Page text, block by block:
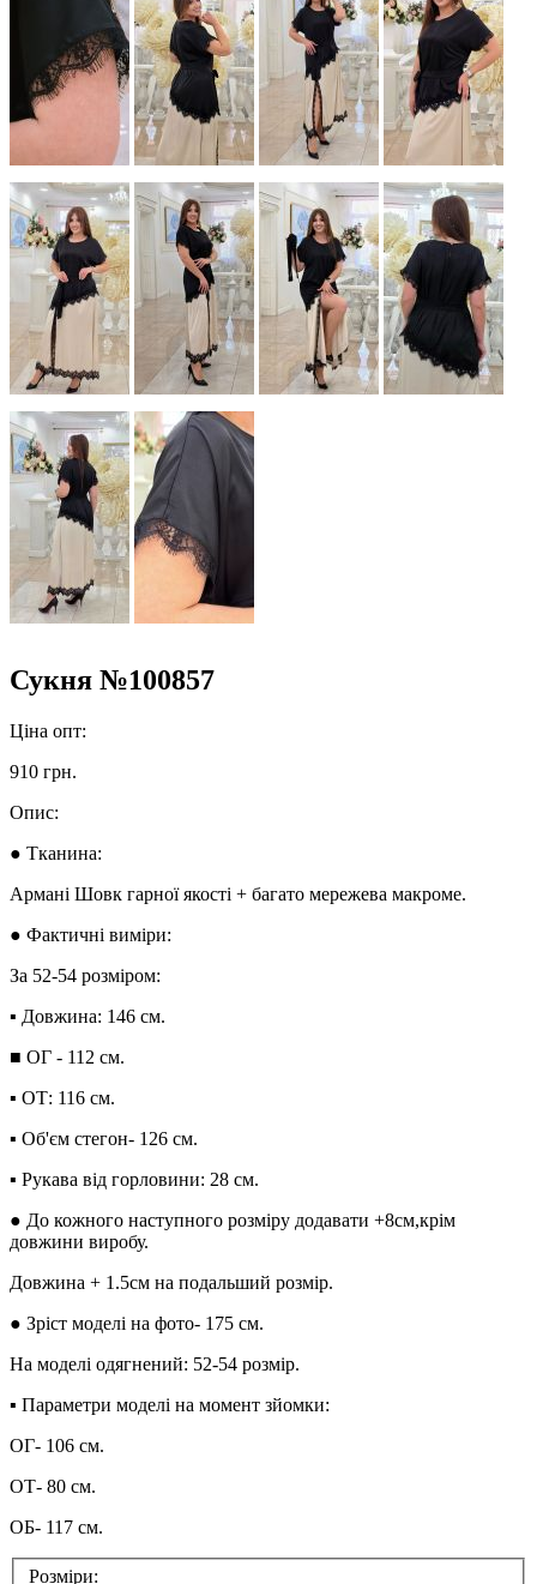
Сукня №100857
Ціна опт:
910 грн.
Опис:
● Тканина:
Армані Шовк гарної якості + багато мережева макроме.
● Фактичні виміри:
За 52-54 розміром:
▪︎ Довжина: 146 см.
■ ОГ - 112 см.
▪︎ ОТ: 116 см.
▪︎ Об'єм стегон- 126 см.
▪︎ Рукава від горловини: 28 см.
● До кожного наступного розміру додавати +8см,крім
довжини виробу.
Довжина + 1.5см на подальший розмір.
● Зріст моделі на фото- 175 см.
На моделі одягнений: 52-54 розмір.
▪︎ Параметри моделі на момент зйомки:
ОГ- 106 см.
ОТ- 80 см.
ОБ- 117 см.
Розміри: